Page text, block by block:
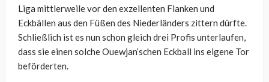
Liga mittlerweile vor den exzellenten Flanken und
Eckbällen aus den Füßen des Niederländers zittern dürfte.
Schließlich ist es nun schon gleich drei Profis unterlaufen,
dass sie einen solche Ouewjan’schen Eckball ins eigene Tor
beförderten.